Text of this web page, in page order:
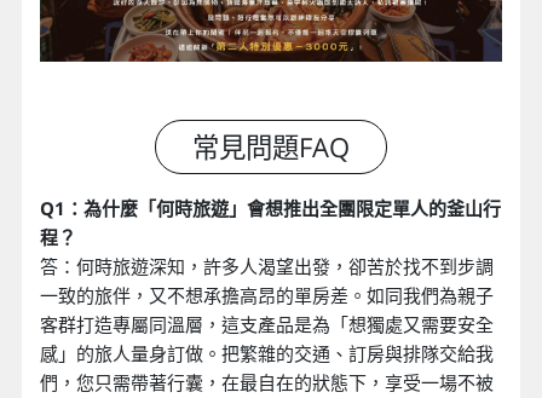
Q1：為什麼「何時旅遊」會想推出全團限定單人的釜山行
程？
答：何時旅遊深知，許多人渴望出發，卻苦於找不到步調
一致的旅伴，又不想承擔高昂的單房差。如同我們為親子
客群打造專屬同溫層，這支產品是為「想獨處又需要安全
感」的旅人量身訂做。把繁雜的交通、訂房與排隊交給我
們，您只需帶著行囊，在最自在的狀態下，享受一場不被